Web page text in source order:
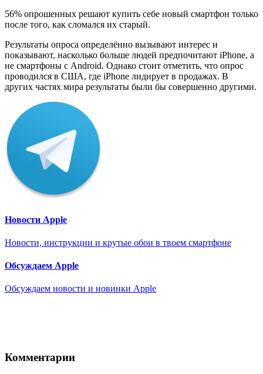
56% опрошенных решают купить себе новый смартфон только
после того, как сломался их старый.
Результаты опроса определённо вызывают интерес и
показывают, насколько больше людей предпочитают iPhone, а
не смартфоны с Android. Однако стоит отметить, что опрос
проводился в США, где iPhone лидирует в продажах. В
других частях мира результаты были бы совершенно другими.
Новости Apple
Новости, инструкции и крутые обои в твоем смартфоне
Обсуждаем Apple
Обсуждаем новости и новинки Apple
Комментарии